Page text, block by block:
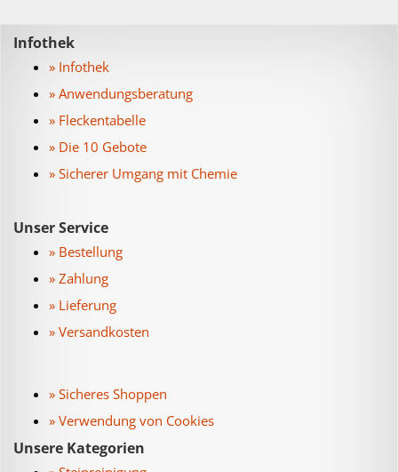
Infothek
» Infothek
» Anwendungsberatung
» Fleckentabelle
» Die 10 Gebote
» Sicherer Umgang mit Chemie
Unser Service
» Bestellung
» Zahlung
» Lieferung
» Versandkosten
» Sicheres Shoppen
» Verwendung von Cookies
Unsere Kategorien